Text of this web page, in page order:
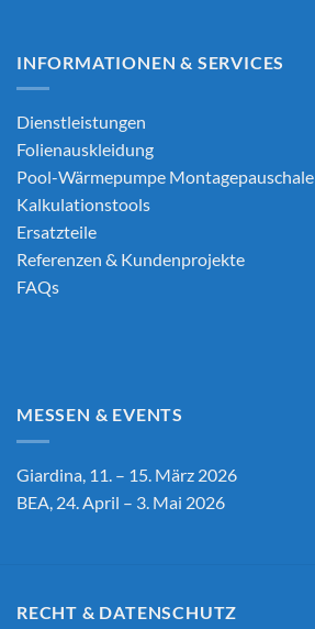
INFORMATIONEN & SERVICES
Dienstleistungen
Folienauskleidung
Pool-Wärmepumpe Montagepauschale
Kalkulationstools
Ersatzteile
Referenzen & Kundenprojekte
FAQs
MESSEN & EVENTS
Giardina, 11. – 15. März 2026
BEA, 24. April – 3. Mai 2026
RECHT & DATENSCHUTZ